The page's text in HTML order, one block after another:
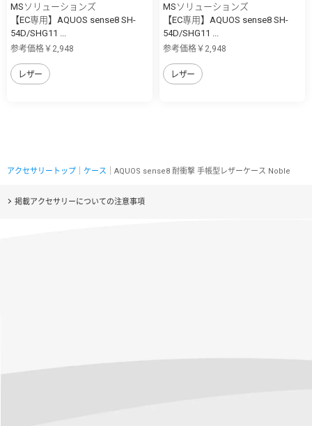
MSソリューションズ
【EC専用】AQUOS sense8 SH-
54D/SHG11 ...
参考価格￥2,948
レザー
MSソリューションズ
【EC専用】AQUOS sense8 SH-
54D/SHG11 ...
参考価格￥2,948
レザー
アクセサリートップ ケース ｜AQUOS sense8 耐衝撃 手帳型レザーケース Noble
掲載アクセサリーについての注意事項